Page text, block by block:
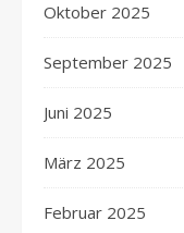
Oktober 2025
September 2025
Juni 2025
März 2025
Februar 2025